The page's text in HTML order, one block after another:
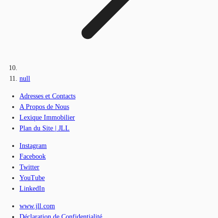
null
Adresses et Contacts
A Propos de Nous
Lexique Immobilier
Plan du Site | JLL
Instagram
Facebook
Twitter
YouTube
LinkedIn
www.jll.com